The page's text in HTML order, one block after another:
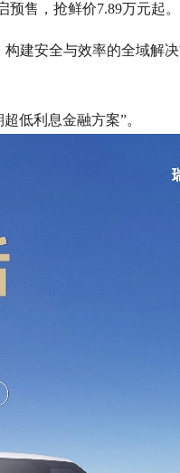
售，抢鲜价7.89万元起。
建安全与效率的全域解
低利息金融方案”。